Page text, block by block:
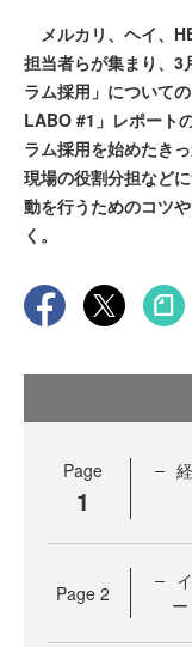
メルカリ、ヘイ、
担当者らが集まり、3
ラム採用」について
LABO #1」レポート
ラム採用を始めたき
現場の役割分担など
動を行うためのコツ
く。
Page
1
Page 2